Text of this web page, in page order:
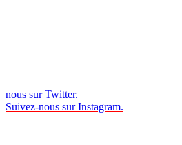
nous sur Twitter.
Suivez-nous sur Instagram.